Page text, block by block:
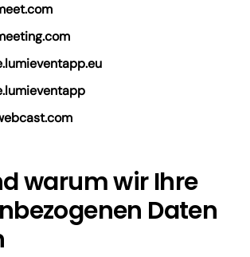
warum wir Ihre
Daten